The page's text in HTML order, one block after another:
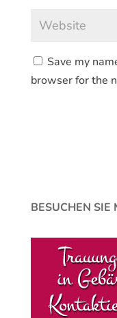
Save my
browser for the
BESUCHEN SIE